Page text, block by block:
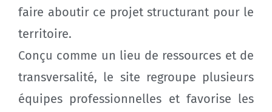
faire aboutir ce projet structurant pour le
territoire.
Conçu comme un lieu de ressources et de
transversalité, le site regroupe plusieurs
équipes professionnelles et favorise les